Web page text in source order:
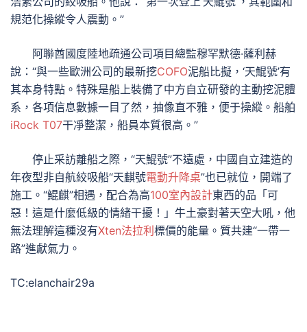
規范化操縱令人震動。”
阿聯酋國度陸地疏通公司項目總監穆罕默德·薩利赫
說：“與一些歐洲公司的最新挖COFO泥船比擬，‘天鯤號’有
其本身特點。特殊是船上裝備了中方自立研發的主動挖泥體
系，各項信息數據一目了然，抽像直不雅，便于操縱。船舶
iRock T07干凈整潔，船員本質很高。”
停止采訪離船之際，“天鯤號”不遠處，中國自立建造的
年夜型非自航絞吸船“天麒號電動升降桌”也已就位，開端了
施工。“鯤麒”相遇，配合為高100室內設計東西的品「可
惡！這是什麼低級的情緒干擾！」牛土豪對著天空大吼，他
無法理解這種沒有Xten法拉利 標價的能量。質共建“一帶一
路”進獻氣力。
TC:elanchair29a